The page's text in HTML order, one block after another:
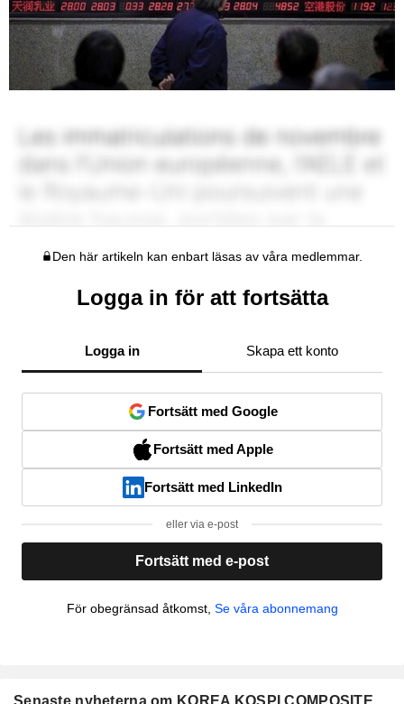
Den här artikeln kan enbart läsas av våra medlemmar.
Logga in för att fortsätta
Logga in Skapa ett konto
Fortsätt med Google
Fortsätt med Apple
Fortsätt med LinkedIn
eller via e-post
Fortsätt med e-post
För obegränsad åtkomst, Se våra abonnemang
Senaste nyheterna om KOREA KOSPI COMPOSITE